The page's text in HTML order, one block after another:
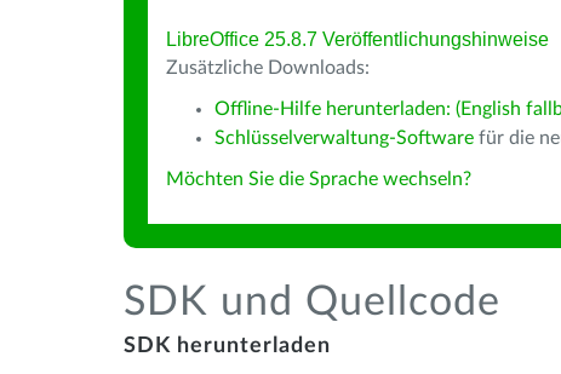
LibreOffice 25.8.7 Veröffentlichungshinweise
Zusätzliche Downloads:
Offline-Hilfe herunterladen: (English
Schlüsselverwaltung-Software für die
Möchten Sie die Sprache wechseln?
SDK und Quellcode
SDK herunterladen